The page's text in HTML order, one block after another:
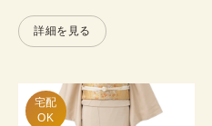
詳細を見る
宅配
OK